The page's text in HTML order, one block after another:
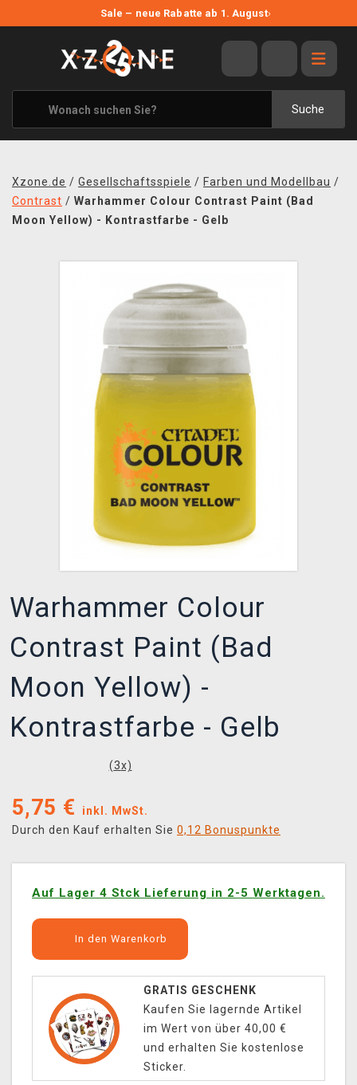
Sale – neue Rabatte ab 1. August›
Suche
ANGEBOTE
ALLE MARKEN
XZONE ORIGINALS
KLEIDUNG & ACCESSOIRES
BÜCHER & COMICS
XZONE CLUB
Xzone.de / Gesellschaftsspiele / Farben und Modellbau /
Contrast / Warhammer Colour Contrast Paint (Bad
Moon Yellow) - Kontrastfarbe - Gelb
Warhammer Colour
Contrast Paint (Bad
Moon Yellow) -
Kontrastfarbe - Gelb
(3x)
5,75 €
inkl. MwSt.
Durch den Kauf erhalten Sie 0,12 Bonuspunkte
Auf Lager 4 Stck Lieferung in 2-5 Werktagen.
In den Warenkorb
GRATIS GESCHENK
Kaufen Sie lagernde Artikel
im Wert von über 40,00 €
und erhalten Sie kostenlose
Sticker.